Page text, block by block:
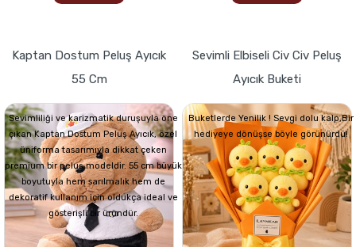
Kaptan Dostum Peluş Ayıcık
55 Cm
Sevimliliği ve karizmatik duruşuyla öne
çıkan Kaptan Dostum Peluş Ayıcık, özel
üniforma tasarımıyla dikkat çeken
premium bir peluş modeldir. 55 cm büyük
boyutuyla hem sarılmalık hem de
dekoratif kullanım için oldukça ideal ve
gösterişli bir üründür.
Sevimli Elbiseli Civ Civ Peluş
Ayıcık Buketi
Buketlerde Yenilik ! Sevgi dolu kalp,Bir
hediyeye dönüşse böyle görünürdü!